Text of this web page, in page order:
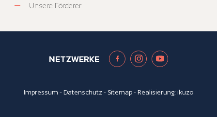
Unsere Förderer
NETZWERKE
Impressum -Datenschutz- Sitemap- Realisierung:ikuzo